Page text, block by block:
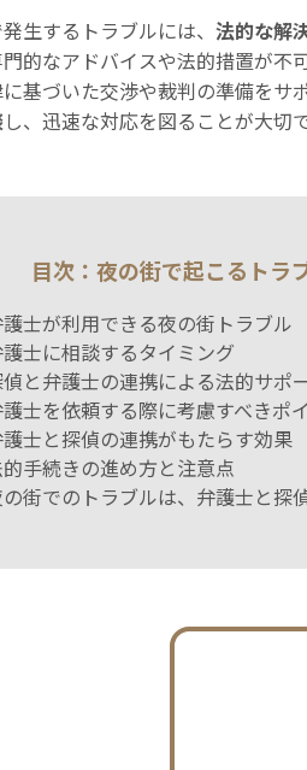
生するトラブルには、 法的な解
的なアドバイスや法的措置が不
基づいた交渉や裁判の準備をサ
し、迅速な対応を図ることが大切で
目次：夜の街で起こるトラ
士が利用できる夜の街トラブル
士に相談するタイミング
と弁護士の連携による法的サポ
士を依頼する際に考慮すべきポ
士と探偵の連携がもたらす効果
手続きの進め方と注意点
街でのトラブルは、弁護士と探